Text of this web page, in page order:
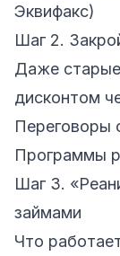
Эквифакс)
Шаг 2.
Даже
дисконтом
Переговоры
Программы
Шаг 3.
займами
Что